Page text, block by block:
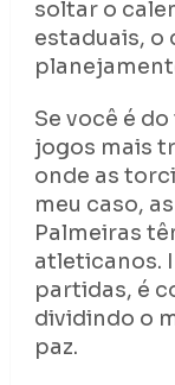
soltar o
estaduais, o
Se você é
jogos mais
onde as
meu caso,
Palmeiras
atleticanos.
partidas, é
dividindo o
paz.